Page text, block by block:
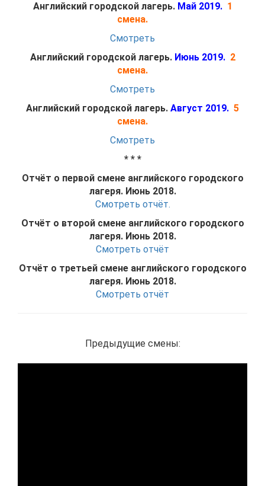
Английский городской лагерь. Май 2019. 1
смена.
Смотреть
Английский городской лагерь. Июнь 2019. 2
смена.
Смотреть
Английский городской лагерь. Август 2019. 5
смена.
Смотреть
* * *
Отчёт о первой смене английского городского
лагеря. Июнь 2018.
Смотреть отчёт.
Отчёт о второй смене английского городского
лагеря. Июнь 2018.
Смотреть отчёт
Отчёт о третьей смене английского городского
лагеря. Июнь 2018.
Смотреть отчёт
Предыдущие смены: